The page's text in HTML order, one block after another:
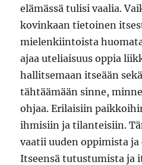
elämässä tulisi vaalia.
kovinkaan tietoinen
mielenkiintoista
ajaa uteliaisuus oppia
hallitsemaan itseään
tähtäämään sinne,
ohjaa. Erilaisiin
ihmisiin ja tilanteisiin.
vaatii uuden oppimista
Itseensä tutustumista ja